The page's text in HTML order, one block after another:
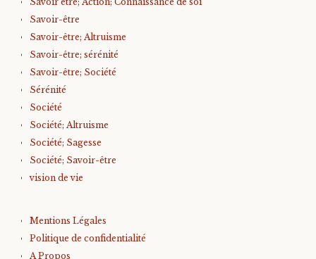
Savoir-être
Savoir-être; Altruisme
Savoir-être; sérénité
Savoir-être; Société
Sérénité
Société
Société; Altruisme
Société; Sagesse
Société; Savoir-être
vision de vie
Mentions Légales
Politique de confidentialité
A Propos